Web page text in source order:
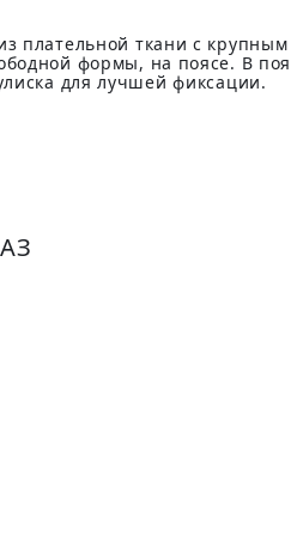
плательной ткани с крупным
формы, на поясе. В
для лучшей фиксации.